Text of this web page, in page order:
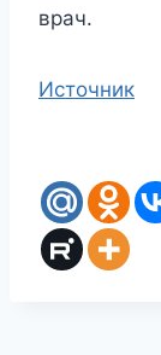
врач.
Источник